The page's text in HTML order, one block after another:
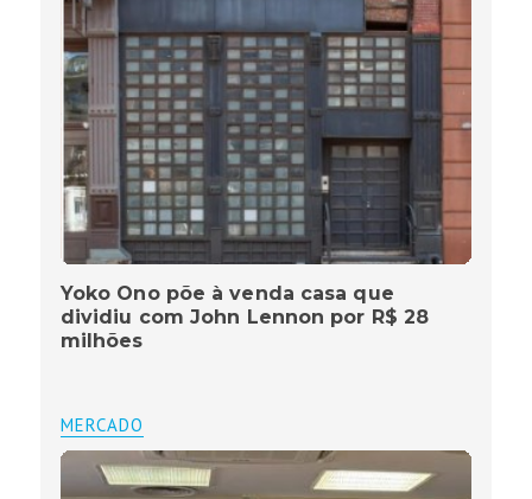
Yoko Ono põe à venda casa que
dividiu com John Lennon por R$ 28
milhões
MERCADO